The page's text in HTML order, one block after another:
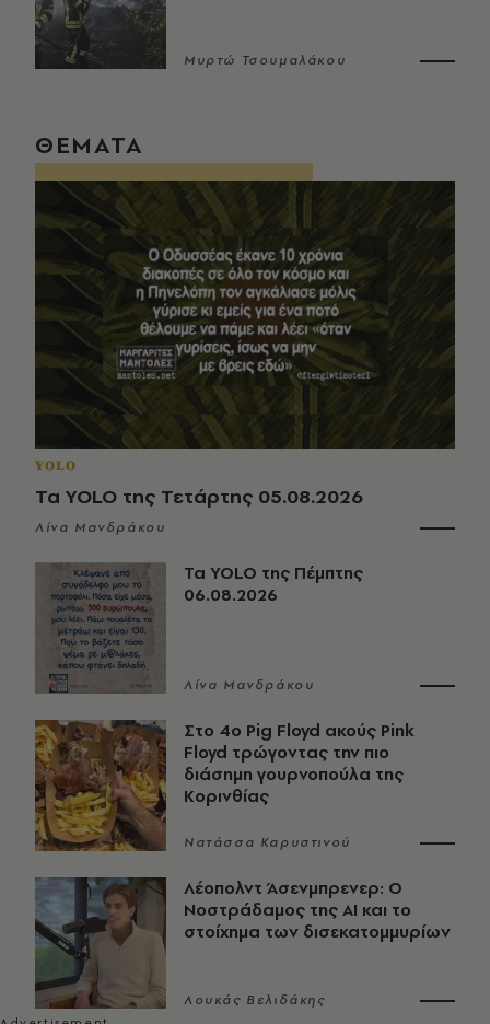
Μυρτώ Τσουμαλάκου
ΘΕΜΑΤΑ
YOLO
Τα YOLO της Τετάρτης 05.08.2026
Λίνα Μανδράκου
Τα YOLO της Πέμπτης
06.08.2026
Λίνα Μανδράκου
Στο 4ο Pig Floyd ακούς Pink
Floyd τρώγοντας την πιο
διάσημη γουρνοπούλα της
Κορινθίας
Νατάσσα Καρυστινού
Λέοπολντ Άσενμπρενερ: Ο
Νοστράδαμος της AI και το
στοίχημα των δισεκατομμυρίων
Λουκάς Βελιδάκης